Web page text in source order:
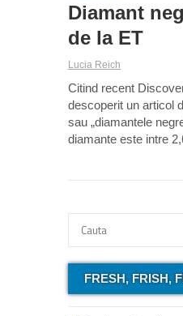
Diamant
de la ET
Lucia Reich
Citind recent
descoperit un articol
sau „diamantele
diamante este intre
FRESH, FRISH,